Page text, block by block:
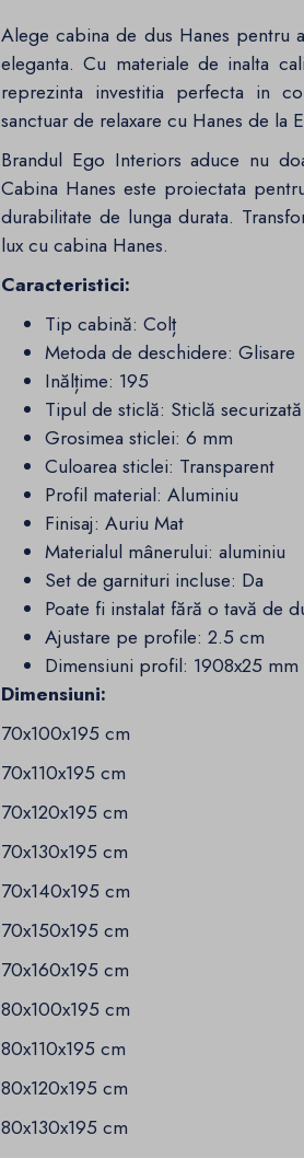
Alege cabina de dus Hanes pentru
eleganta. Cu materiale de inalta
reprezinta investitia perfecta in
sanctuar de relaxare cu Hanes de la
Brandul Ego Interiors aduce nu
Cabina Hanes este proiectata
durabilitate de lunga durata.
lux cu cabina Hanes.
Caracteristici:
Tip cabină: Colț
Metoda de deschidere: Glisare
Inălțime: 195
Tipul de sticlă: Sticlă securizată
Grosimea sticlei: 6 mm
Culoarea sticlei: Transparent
Profil material: Aluminiu
Finisaj: Auriu Mat
Materialul mânerului: aluminiu
Set de garnituri incluse: Da
Poate fi instalat fără o tavă de
Ajustare pe profile: 2.5 cm
Dimensiuni profil: 1908x25 mm
Dimensiuni:
70x100x195 cm
70x110x195 cm
70x120x195 cm
70x130x195 cm
70x140x195 cm
70x150x195 cm
70x160x195 cm
80x100x195 cm
80x110x195 cm
80x120x195 cm
80x130x195 cm